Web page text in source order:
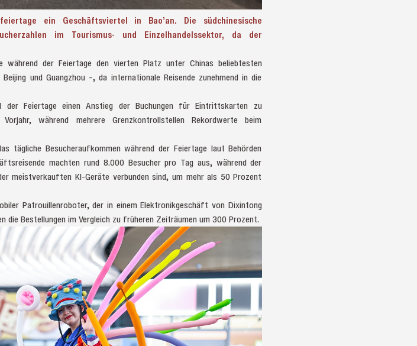
ein Geschäftsviertel in Bao’an. Die südchinesische
im Tourismus- und Einzelhandelssektor, da der
während der Feiertage den vierten Platz unter Chinas beliebtesten
und Guangzhou –, da internationale Reisende zunehmend in die
der Feiertage einen Anstieg der Buchungen für Eintrittskarten zu
während mehrere Grenzkontrollstellen Rekordwerte beim
tägliche Besucheraufkommen während der Feiertage laut Behörden
machten rund 8.000 Besucher pro Tag aus, während der
meistverkauften KI-Geräte verbunden sind, um mehr als 50 Prozent
Patrouillenroboter, der in einem Elektronikgeschäft von Dixintong
Bestellungen im Vergleich zu früheren Zeiträumen um 300 Prozent.